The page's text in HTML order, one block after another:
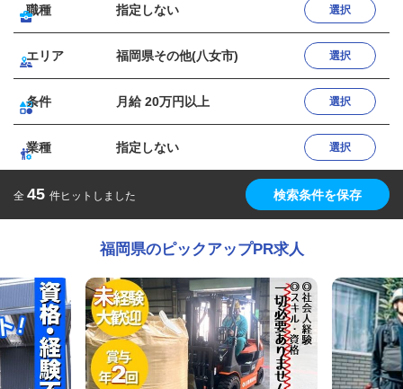
職種 指定しない 選択
エリア 福岡県その他(八女市) 選択
条件 月給 20万円以上 選択
業種 指定しない 選択
全 45 件ヒットしました 検索条件を保存
福岡県のピックアップPR求人